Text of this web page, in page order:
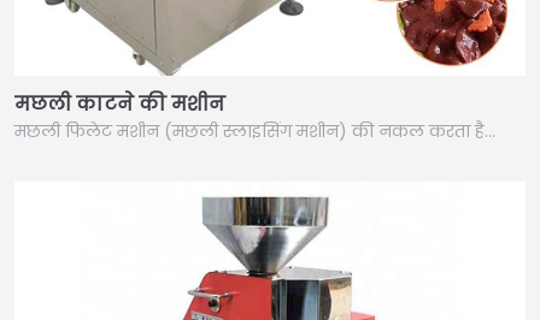
मछली काटने की मशीन
मछली फिलेट मशीन (मछली स्लाइसिंग मशीन) की नकल करता है…